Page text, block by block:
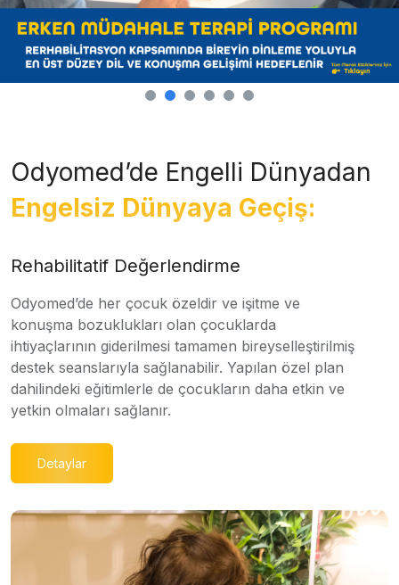
Odyomed’de Engelli Dünyadan
Engelsiz Dünyaya Geçiş:
Rehabilitatif Değerlendirme
Odyomed’de her çocuk özeldir ve işitme ve
konuşma bozuklukları olan çocuklarda
ihtiyaçlarının giderilmesi tamamen bireyselleştirilmiş
destek seanslarıyla sağlanabilir. Yapılan özel plan
dahilindeki eğitimlerle de çocukların daha etkin ve
yetkin olmaları sağlanır.
Detaylar